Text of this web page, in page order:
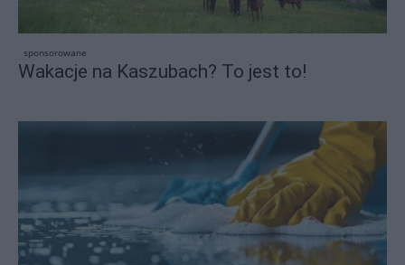
sponsorowane
Wakacje na Kaszubach? To jest to!